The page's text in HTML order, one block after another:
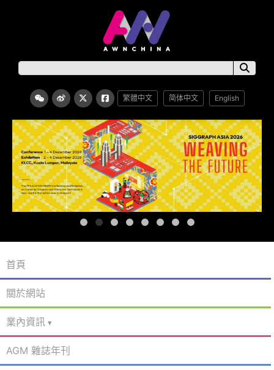
繁體中文 简体中文 English
首頁
關於網站
業內資訊
AGM 雜誌年刊